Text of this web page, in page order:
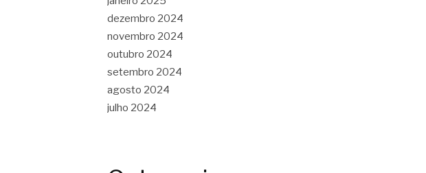
dezembro 2024
novembro 2024
outubro 2024
setembro 2024
agosto 2024
julho 2024